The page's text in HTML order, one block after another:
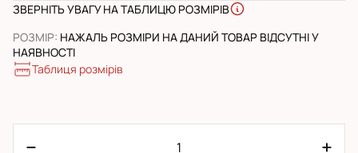
ЗВЕРНІТЬ УВАГУ НА ТАБЛИЦЮ РОЗМІРІВ
РОЗМІР: НАЖАЛЬ РОЗМІРИ НА ДАНИЙ ТОВАР ВІДСУТНІ У
НАЯВНОСТІ
Таблиця розмірів